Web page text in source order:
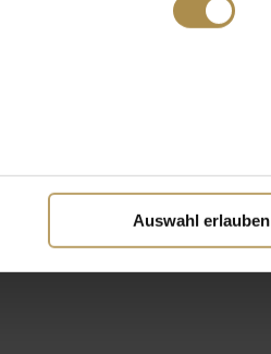
Auswahl erlauben